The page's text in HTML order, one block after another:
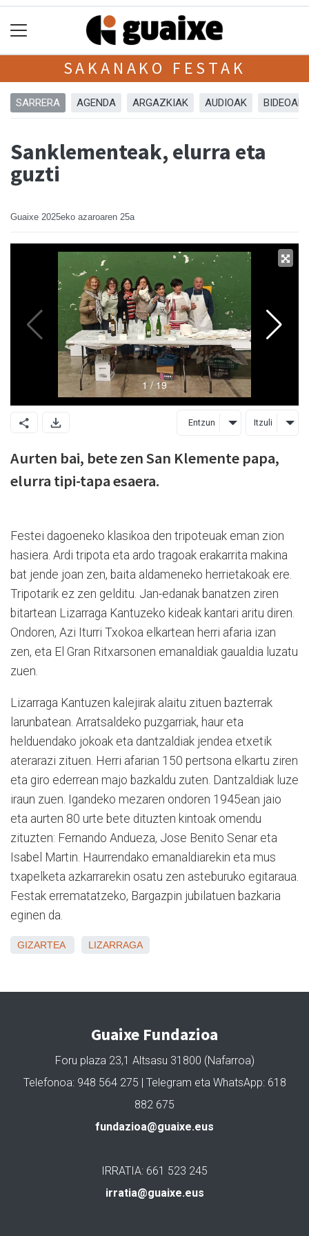
SAKANAKO FESTAK
SARRERA AGENDA ARGAZKIAK AUDIOAK BIDEOAK
Sanklementeak, elurra eta
guzti
Guaixe 2025eko azaroaren 25a
Entzun Itzuli
Aurten bai, bete zen San Klemente papa,
elurra tipi-tapa esaera.
Festei dagoeneko klasikoa den tripoteuak eman zion
hasiera. Ardi tripota eta ardo tragoak erakarrita makina
bat jende joan zen, baita aldameneko herrietakoak ere.
Tripotarik ez zen gelditu. Jan-edanak banatzen ziren
bitartean Lizarraga Kantuzeko kideak kantari aritu diren.
Ondoren, Azi Iturri Txokoa elkartean herri afaria izan
zen, eta El Gran Ritxarsonen emanaldiak gaualdia luzatu
zuen.
Lizarraga Kantuzen kalejirak alaitu zituen bazterrak
larunbatean. Arratsaldeko puzgarriak, haur eta
helduendako jokoak eta dantzaldiak jendea etxetik
aterarazi zituen. Herri afarian 150 pertsona elkartu ziren
eta giro ederrean majo bazkaldu zuten. Dantzaldiak luze
iraun zuen. Igandeko mezaren ondoren 1945ean jaio
eta aurten 80 urte bete dituzten kintoak omendu
zituzten: Fernando Andueza, Jose Benito Senar eta
Isabel Martin. Haurrendako emanaldiarekin eta mus
txapelketa azkarrarekin osatu zen asteburuko egitaraua.
Festak errematatzeko, Bargazpin jubilatuen bazkaria
eginen da.
GIZARTEA LIZARRAGA
Guaixe Fundazioa
Foru plaza 23,1 Altsasu 31800 (Nafarroa)
Telefonoa: 948 564 275 | Telegram eta WhatsApp: 618
882 675
fundazioa@guaixe.eus
IRRATIA: 661 523 245
irratia@guaixe.eus